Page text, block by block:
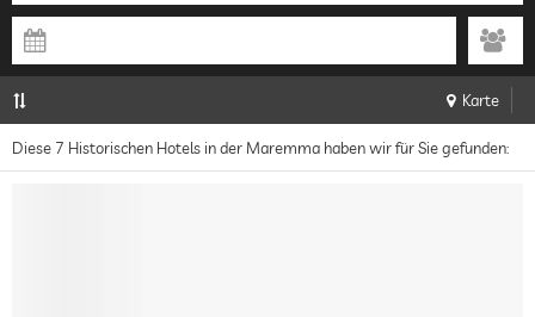
Karte
Diese 7 Historischen Hotels in der Maremma haben wir für Sie gefunden: